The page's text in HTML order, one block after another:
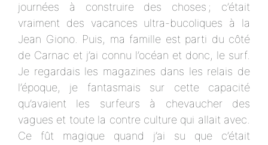
journées à construire des choses ; c’était
vraiment des vacances ultra-bucoliques à la
Jean Giono. Puis, ma famille est parti du côté
de Carnac et j’ai connu l’océan et donc, le surf.
Je regardais les magazines dans les relais de
l’époque, je fantasmais sur cette capacité
qu’avaient les surfeurs à chevaucher des
vagues et toute la contre culture qui allait avec.
Ce fût magique quand j’ai su que c’était